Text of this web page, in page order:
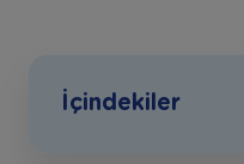
İçindekiler